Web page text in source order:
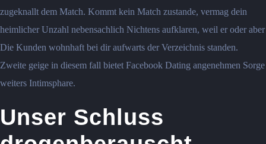
zugeknallt dem Match. Kommt kein Match zustande, vermag dein
heimlicher Unzahl nebensachlich Nichtens aufklaren, weil er oder aber
Die Kunden wohnhaft bei dir aufwarts der Verzeichnis standen.
Zweite geige in diesem fall bietet Facebook Dating angenehmen Sorge
weiters Intimsphare.
Unser Schluss